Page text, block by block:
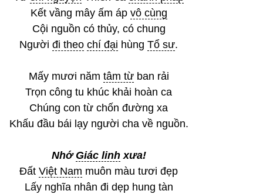
Kết vầng mây ấm áp vô cùng
Cội nguồn có thủy, có chung
Người đi theo chí đại hùng Tổ sư.
Mấy mươi năm tâm từban rải
Trọn công tu khúc khải hoàn ca
Chúng con từ chốn đường xa
Khấu đầu bái lạy người cha về nguồn.
Nhớ Giác linhxưa!
Đất Việt Nam muôn màu tươi đẹp
Lấy nghĩa nhân đi dẹp hung tàn